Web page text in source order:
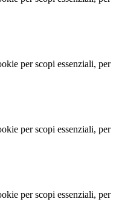
per scopi essenziali, per
per scopi essenziali, per
per scopi essenziali, per